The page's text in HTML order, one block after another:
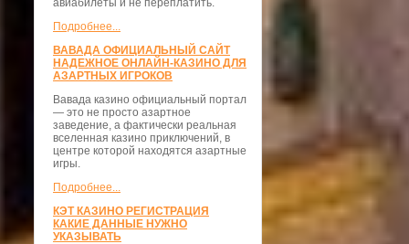
авиабилеты и не переплатить.
Подробнее...
ВАВАДА ОФИЦИАЛЬНЫЙ САЙТ
НАДЕЖНОЕ ОНЛАЙН-КАЗИНО ДЛЯ
АЗАРТНЫХ ИГРОКОВ
Вавада казино официальный портал
— это не просто азартное
заведение, а фактически реальная
вселенная казино приключений, в
центре которой находятся азартные
игры.
Подробнее...
КЭТ КАЗИНО РЕГИСТРАЦИЯ
КАКИЕ ДАННЫЕ НУЖНО
УКАЗЫВАТЬ